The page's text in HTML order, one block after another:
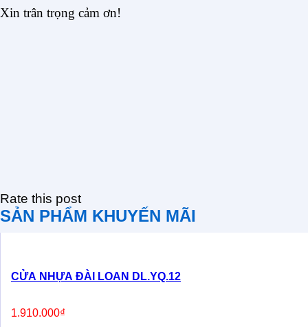
Xin trân trọng cảm ơn!
Rate this post
SẢN PHẨM KHUYẾN MÃI
CỬA NHỰA ĐÀI LOAN DL.YQ.12
1.910.000₫